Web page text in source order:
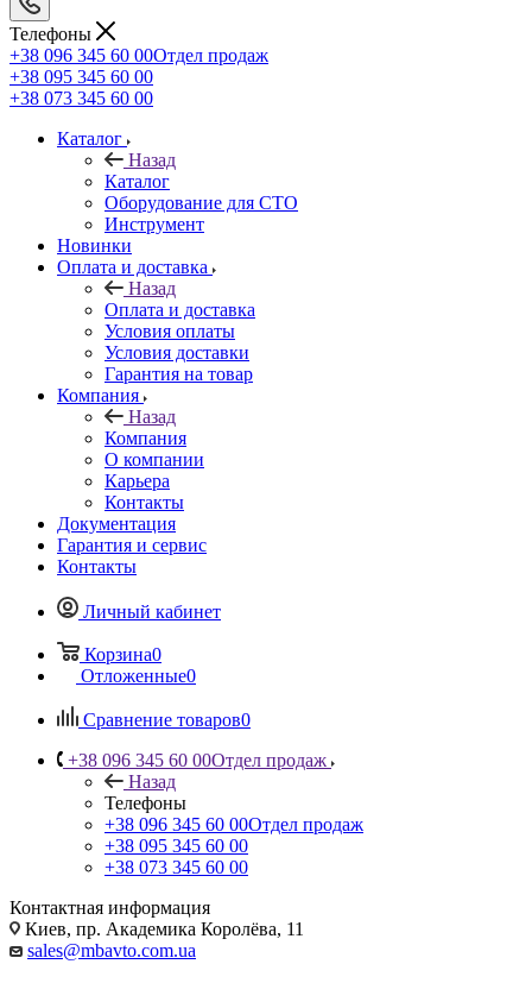
Телефоны
+38 096 345 60 00Отдел продаж
+38 095 345 60 00
+38 073 345 60 00
Каталог
Назад
Каталог
Оборудование для СТО
Инструмент
Новинки
Оплата и доставка
Назад
Оплата и доставка
Условия оплаты
Условия доставки
Гарантия на товар
Компания
Назад
Компания
О компании
Карьера
Контакты
Документация
Гарантия и сервис
Контакты
Личный кабинет
Корзина0
Отложенные0
Сравнение товаров0
+38 096 345 60 00Отдел продаж
Назад
Телефоны
+38 096 345 60 00Отдел продаж
+38 095 345 60 00
+38 073 345 60 00
Контактная информация
Киев, пр. Академика Королёва, 11
sales@mbavto.com.ua